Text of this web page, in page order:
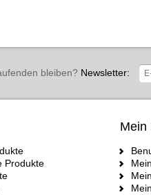
bleiben?Newsletter:
Produkte
Mein